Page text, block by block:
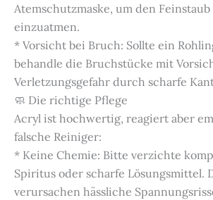
Atemschutzmaske, um den
einzuatmen.
* Vorsicht bei Bruch: Sollte ein
behandle die Bruchstücke mit
Verletzungsgefahr durch scharfe
🧼 Die richtige Pflege
Acryl ist hochwertig, reagiert aber
falsche Reiniger:
* Keine Chemie: Bitte verzichte
Spiritus oder scharfe Lösungsmittel.
verursachen hässliche